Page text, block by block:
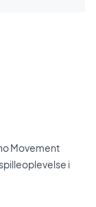
Movement
i